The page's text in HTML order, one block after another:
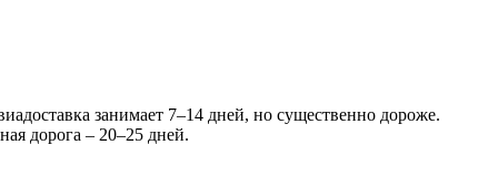
занимает 7–14 дней, но существенно дороже.
дорога – 20–25 дней.